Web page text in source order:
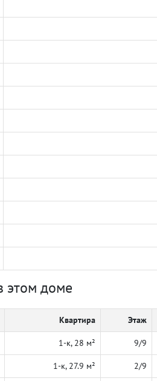
этом доме
Квартира Этаж
1-к, 28 м² 9/9
1-к, 27.9 м² 2/9